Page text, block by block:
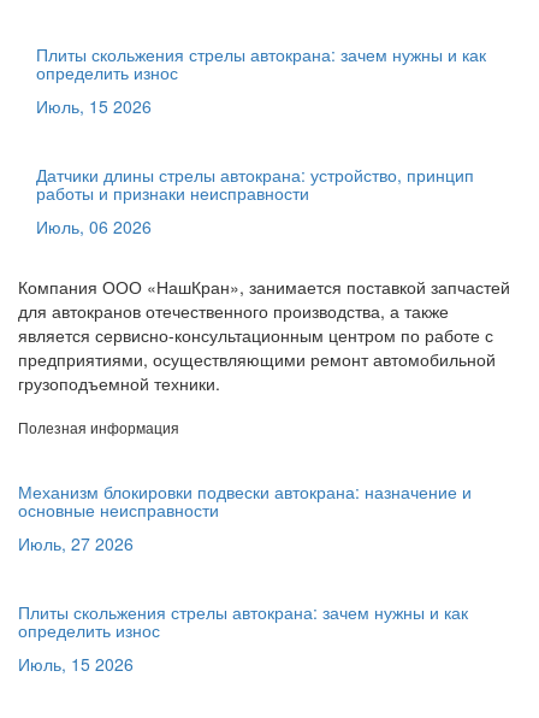
Плиты скольжения стрелы автокрана: зачем нужны и как
определить износ
Июль, 15 2026
Датчики длины стрелы автокрана: устройство, принцип
работы и признаки неисправности
Июль, 06 2026
Компания ООО «НашКран», занимается поставкой запчастей
для автокранов отечественного производства, а также
является сервисно-консультационным центром по работе с
предприятиями, осуществляющими ремонт автомобильной
грузоподъемной техники.
Полезная информация
Механизм блокировки подвески автокрана: назначение и
основные неисправности
Июль, 27 2026
Плиты скольжения стрелы автокрана: зачем нужны и как
определить износ
Июль, 15 2026